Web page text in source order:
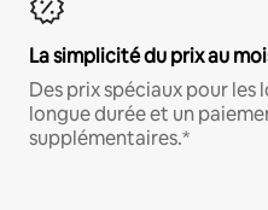
La simplicité du prix au
Des prix spéciaux pour les
longue durée et un
supplémentaires.*